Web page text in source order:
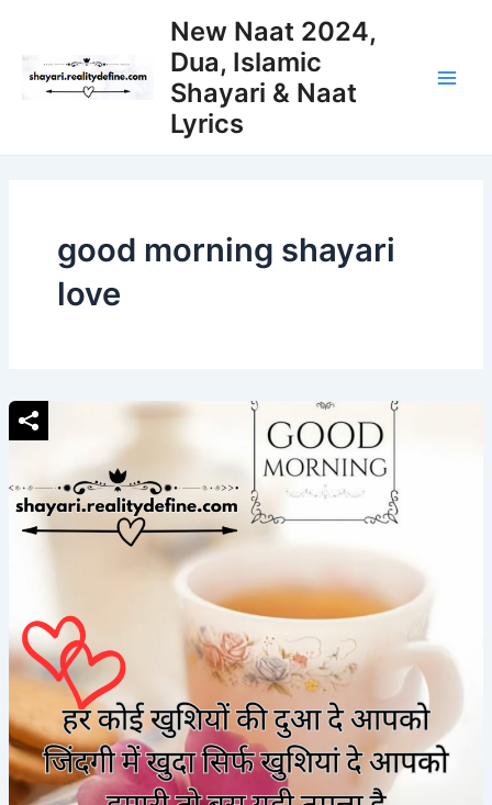
content
New Naat 2024,
Dua, Islamic
Shayari & Naat
Lyrics
good morning shayari
love